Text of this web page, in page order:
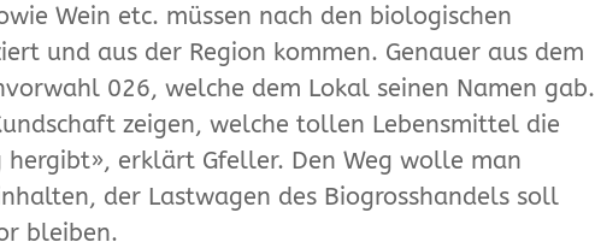
Wein etc. müssen nach den biologischen
und aus der Region kommen. Genauer aus dem
026, welche dem Lokal seinen Namen gab.
zeigen, welche tollen Lebensmittel die
hergibt», erklärt Gfeller. Den Weg wolle man
der Lastwagen des Biogrosshandels soll
bleiben.